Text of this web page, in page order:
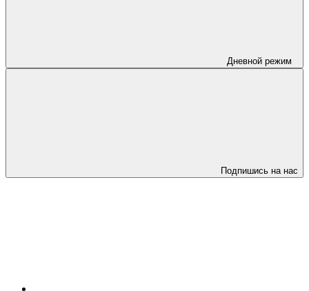
Дневной режим
Подпишись на нас